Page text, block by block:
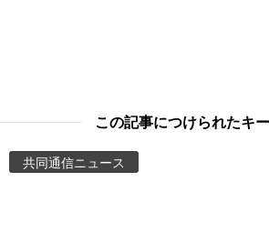
この記事につけられたキ
共同通信ニュース